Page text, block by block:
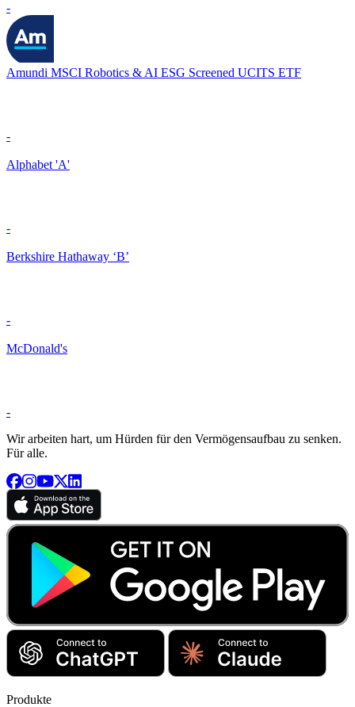
-
Amundi MSCI Robotics & AI ESG Screened UCITS ETF
-
Alphabet 'A'
-
Berkshire Hathaway ‘B’
-
McDonald's
-
Wir arbeiten hart, um Hürden für den Vermögensaufbau zu senken.
Für alle.
Produkte